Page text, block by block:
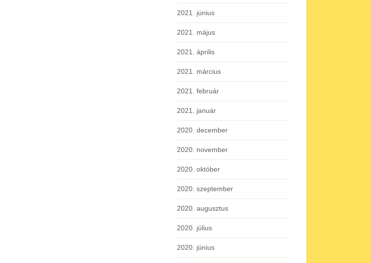
2021. június
2021. május
2021. április
2021. március
2021. február
2021. január
2020. december
2020. november
2020. október
2020. szeptember
2020. augusztus
2020. július
2020. június